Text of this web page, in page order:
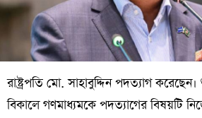
রাষ্ট্রপতি মো. সাহাবুদ্দিন পদত্যাগ
বিকালে গণমাধ্যমকে পদত্যাগের বিষয়টি